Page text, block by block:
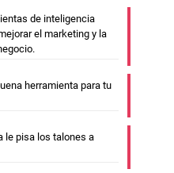
de inteligencia
el marketing y la
herramienta para tu
le pisa los talones a